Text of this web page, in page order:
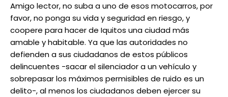
Amigo lector, no suba a uno de esos motocarros, por
favor, no ponga su vida y seguridad en riesgo, y
coopere para hacer de Iquitos una ciudad más
amable y habitable. Ya que las autoridades no
defienden a sus ciudadanos de estos públicos
delincuentes -sacar el silenciador a un vehículo y
sobrepasar los máximos permisibles de ruido es un
delito-, al menos los ciudadanos deben ejercer su